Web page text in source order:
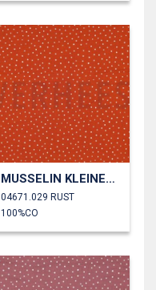
MUSSELIN KLEINE PUNKTE
04671.029 RUST
100%CO